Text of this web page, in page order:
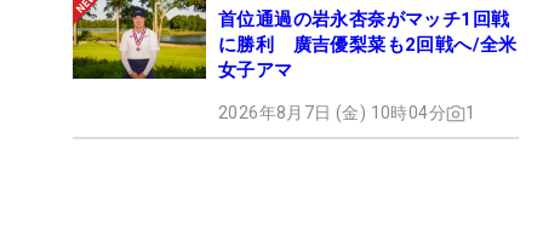
首位通過の岩永杏奈がマッチ1回戦
に勝利 廣吉優梨菜も2回戦へ/全米
女子アマ
2026年8月7日 (金) 10時04分 1